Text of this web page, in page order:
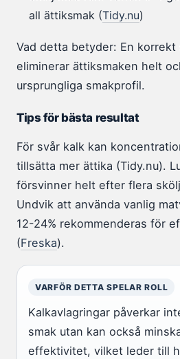
all ättiksmak (Tidy.nu)
Vad detta betyder: En korrekt
eliminerar ättiksmaken helt
ursprungliga smakprofil.
Tips för bästa resultat
För svår kalk kan
tillsätta mer ättika (Tidy.nu).
försvinner helt efter flera
Undvik att använda vanlig
12-24% rekommenderas för
(Freska).
VARFÖR DETTA SPELAR ROLL
Kalkavlagringar påverkar
smak utan kan också
effektivitet, vilket leder till